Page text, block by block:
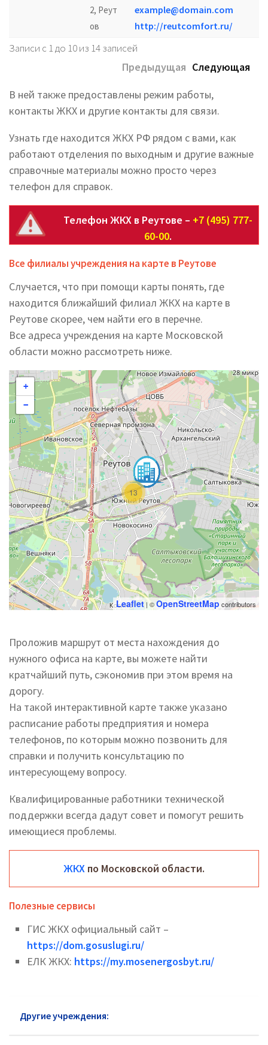
2, Реут
ов
example@domain.com
http://reutcomfort.ru/
Записи с 1 до 10 из 14 записей
Предыдущая Следующая
В ней также предоставлены режим работы,
контакты ЖКХ и другие контакты для связи.
Узнать где находится ЖКХ РФ рядом с вами, как
работают отделения по выходным и другие важные
справочные материалы можно просто через
телефон для справок.
Телефон ЖКХ в Реутове – +7 (495) 777-
60-00.
Все филиалы учреждения на карте в Реутове
Случается, что при помощи карты понять, где
находится ближайший филиал ЖКХ на карте в
Реутове скорее, чем найти его в перечне.
Все адреса учреждения на карте Московской
области можно рассмотреть ниже.
13
+
−
Leaflet | ©OpenStreetMap contributors
Проложив маршрут от места нахождения до
нужного офиса на карте, вы можете найти
кратчайший путь, сэкономив при этом время на
дорогу.
На такой интерактивной карте также указано
расписание работы предприятия и номера
телефонов, по которым можно позвонить для
справки и получить консультацию по
интересующему вопросу.
Квалифицированные работники технической
поддержки всегда дадут совет и помогут решить
имеющиеся проблемы.
ЖКХ по Московской области.
Полезные сервисы
ГИС ЖКХ официальный сайт –
https://dom.gosuslugi.ru/
ЕЛК ЖКХ: https://my.mosenergosbyt.ru/
Другие учреждения: